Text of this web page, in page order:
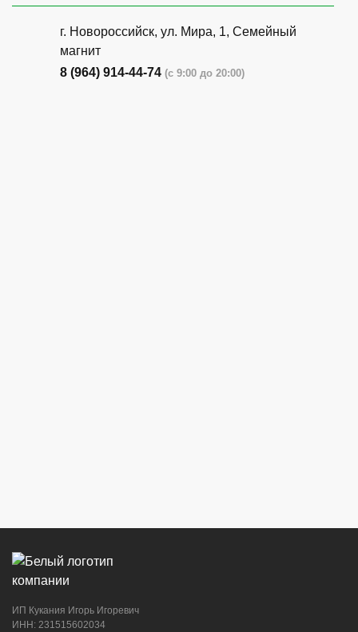
г. Новороссийск, ул. Мира, 1, Семейный
магнит
8 (964) 914-44-74 (с 9:00 до 20:00)
г. Новороссийск, ул. Котанова, 4
ИП Кукания Игорь Игоревич
ИНН: 231515602034